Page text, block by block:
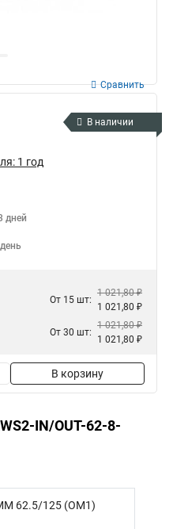
Сравнить
В наличии
1 год
дней
От 15 шт:
1 021,80 ₽
1 021,80 ₽
От 30 шт:
1 021,80 ₽
1 021,80 ₽
В корзину
IN/OUT-62-8-
62.5/125 (OM1)